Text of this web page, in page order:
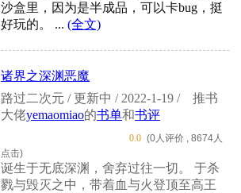
沙盒里，因为是半成品，可以卡bug，挺
好玩的。 ... (全文)
诸界之深渊恶魔
路过二次元 / 更新中 / 2022-1-19 /
推书
大佬yemaomiao的书单和书评
0.0 (0人评价 , 8674人
点击)
诞生于无底深渊，舍弃过往一切。 于杀
戮与毁灭之中，带着血与火登顶至高王